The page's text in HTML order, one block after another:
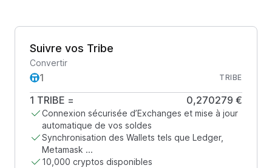
Suivre vos Tribe
Convertir
TRIBE
1 TRIBE = 0,270279 €
Connexion sécurisée d’Exchanges et mise à jour
automatique de vos soldes
Synchronisation des Wallets tels que Ledger,
Metamask ...
10,000 cryptos disponibles